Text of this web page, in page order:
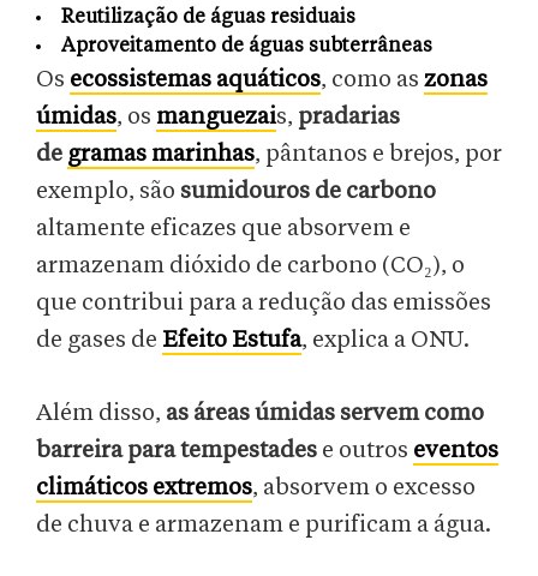
Reutilização de águas residuais
Aproveitamento de águas subterrâneas
Os ecossistemas aquáticos, como as zonas
úmidas, os manguezais, pradarias
de gramas marinhas, pântanos e brejos, por
exemplo, são sumidouros de carbono
altamente eficazes que absorvem e
armazenam dióxido de carbono (CO₂), o
que contribui para a redução das emissões
de gases de Efeito Estufa, explica a ONU.
Além disso, as áreas úmidas servem como
barreira para tempestades e outros eventos
climáticos extremos, absorvem o excesso
de chuva e armazenam e purificam a água.